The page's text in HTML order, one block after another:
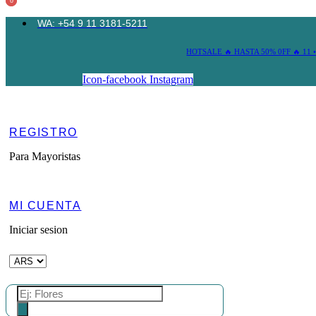
WA: +54 9 11 3181-5211
HOTSALE 🔥 HASTA 50% 0FF 🔥 11
Icon-facebook Instagram
REGISTRO
Para Mayoristas
MI CUENTA
Iniciar sesion
Búsqueda
de